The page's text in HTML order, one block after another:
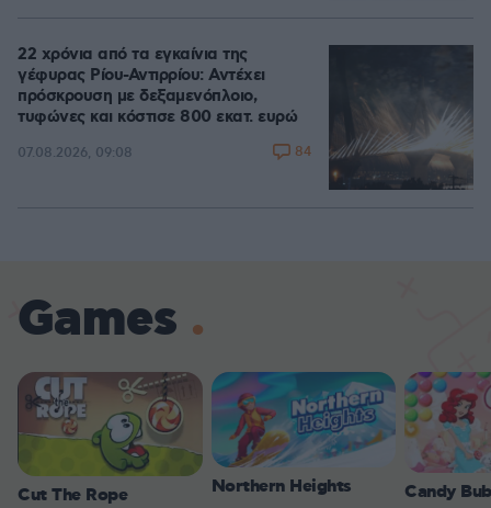
22 χρόνια από τα εγκαίνια της
γέφυρας Ρίου-Αντιρρίου: Αντέχει
πρόσκρουση με δεξαμενόπλοιο,
τυφώνες και κόστισε 800 εκατ. ευρώ
07.08.2026, 09:08 84
Games
Cut The Rope Northern Heights Candy